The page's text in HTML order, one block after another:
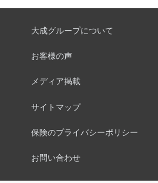
大成グループについて
お客様の声
メディア掲載
サイトマップ
保険のプライバシーポリシー
お問い合わせ